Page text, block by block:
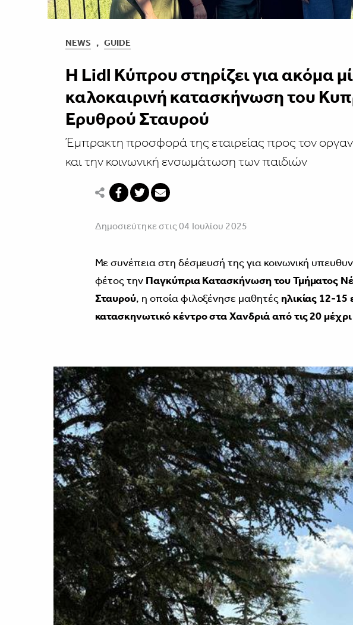
NEWS , GUIDE
Η Lidl Κύπρου στηρίζει για ακόμα
καλοκαιρινή κατασκήνωση του
Ερυθρού Σταυρού
Έμπρακτη προσφορά της εταιρείας προς τον
και την κοινωνική ενσωμάτωση των παιδιών
Δημοσιεύτηκε στις 04 Ιουλίου 2025
Με συνέπεια στη δέσμευσή της για κοινωνική
φέτος την Παγκύπρια Κατασκήνωση του Τμήματος
Σταυρού, η οποία φιλοξένησε μαθητές ηλικίας 12-
κατασκηνωτικό κέντρο στα Χανδριά από τις 20 μέχρι